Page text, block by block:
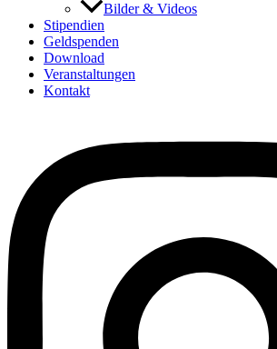
Bilder & Videos
Stipendien
Geldspenden
Download
Veranstaltungen
Kontakt